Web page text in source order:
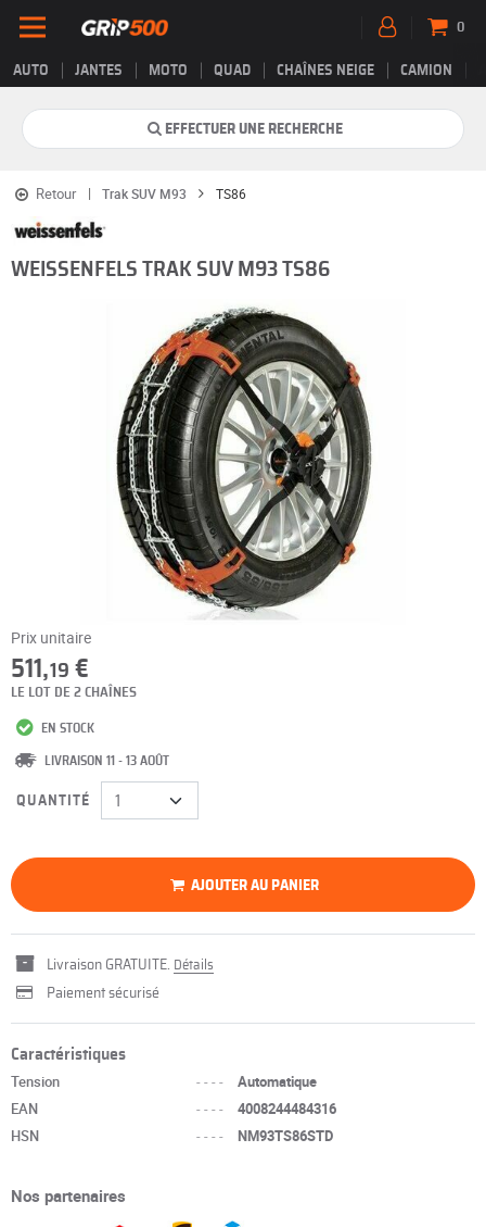
AUTO JANTES MOTO QUAD CHAÎNES NEIGE CAMION
0
EFFECTUER UNE RECHERCHE
Retour Trak SUV M93 TS86
WEISSENFELS TRAK SUV M93 TS86
Prix unitaire
511,19 €
LE LOT DE 2 CHAÎNES
EN STOCK
LIVRAISON 11 - 13 AOÛT
QUANTITÉ
AJOUTER AU PANIER
Livraison GRATUITE. Détails
Paiement sécurisé
Caractéristiques
Tension ----
Automatique
EAN
----
4008244484316
HSN
---- NM93TS86STD
Nos partenaires